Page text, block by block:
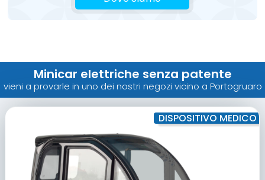
Minicar elettriche senza patente
vieni a provarle in uno dei nostri negozi vicino a Portogruaro
DISPOSITIVO MEDICO